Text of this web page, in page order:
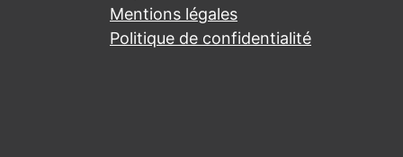
Mentions légales
Politique de confidentialité